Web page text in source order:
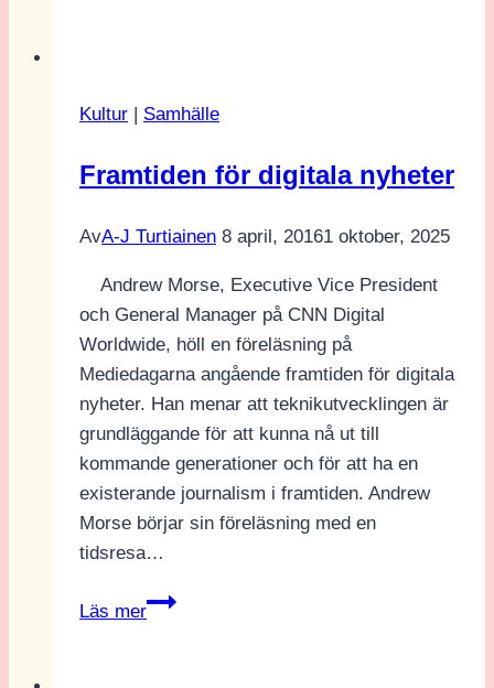
Kultur
Samhälle
Framtiden för digitala nyheter
AvA-J Turtiainen 8 april, 20161 oktober, 2025
Andrew Morse, Executive Vice President
och General Manager på CNN Digital
Worldwide, höll en föreläsning på
Mediedagarna angående framtiden för digitala
nyheter. Han menar att teknikutvecklingen är
grundläggande för att kunna nå ut till
kommande generationer och för att ha en
existerande journalism i framtiden. Andrew
Morse börjar sin föreläsning med en
tidsresa…
Läs mer
Framtiden